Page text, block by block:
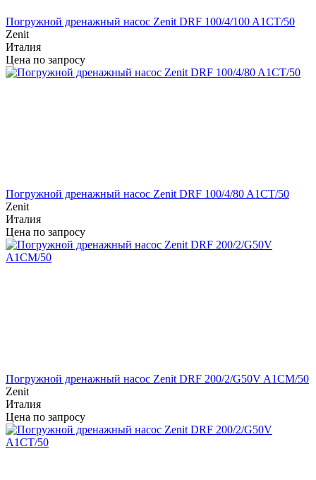
Погружной дренажный насос Zenit DRF 100/4/100 A1CT/50
Zenit
Италия
Цена по запросу
Погружной дренажный насос Zenit DRF 100/4/80 A1CT/50
Zenit
Италия
Цена по запросу
Погружной дренажный насос Zenit DRF 200/2/G50V A1CM/50
Zenit
Италия
Цена по запросу